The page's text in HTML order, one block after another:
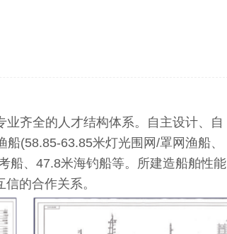
齐全的人才结构体系。自主设计、自
(58.85-63.85米灯光围网/罩网渔船、
船、47.8米海钓船等。所建造船舶性能
的合作关系。